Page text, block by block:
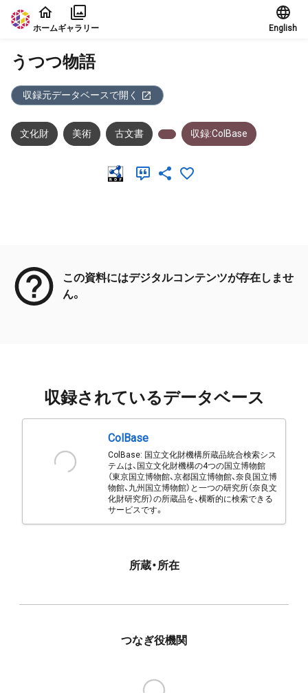
本文に飛ぶ
ホームギャラリー English
うつつ物語
収録元データベースで開く
文化財 美術 古文書 収録:ColBase
この資料にはデジタルコンテンツが存在しませ
ん。
収録されているデータベース
ColBase
ColBase: 国立文化財機構所蔵品統合検索シス
テムは、国立文化財機構の4つの国立博物館
（東京国立博物館、京都国立博物館、奈良国立博
物館、九州国立博物館）と一つの研究所（奈良文
化財研究所）の所蔵品を、横断的に検索できる
サービスです。
所蔵・所在
つなぎ役機関